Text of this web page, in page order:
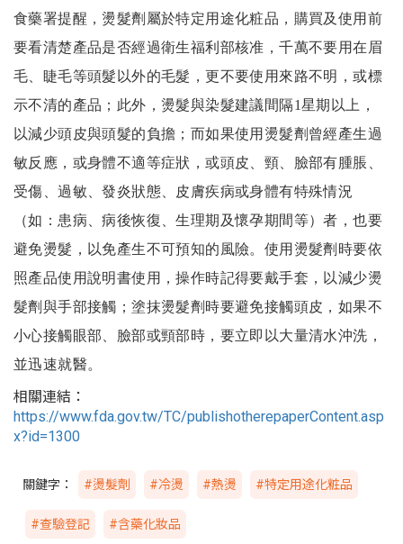
食藥署提醒，燙髮劑屬於特定用途化粧品，購買及使用前
要看清楚產品是否經過衛生福利部核准，千萬不要用在眉
毛、睫毛等頭髮以外的毛髮，更不要使用來路不明，或標
示不清的產品；此外，燙髮與染髮建議間隔1星期以上，
以減少頭皮與頭髮的負擔；而如果使用燙髮劑曾經產生過
敏反應，或身體不適等症狀，或頭皮、頸、臉部有腫脹、
受傷、過敏、發炎狀態、皮膚疾病或身體有特殊情況
（如：患病、病後恢復、生理期及懷孕期間等）者，也要
避免燙髮，以免產生不可預知的風險。使用燙髮劑時要依
照產品使用說明書使用，操作時記得要戴手套，以減少燙
髮劑與手部接觸；塗抹燙髮劑時要避免接觸頭皮，如果不
小心接觸眼部、臉部或頸部時，要立即以大量清水沖洗，
並迅速就醫。
相關連結：
https://www.fda.gov.tw/TC/publishotherepaperContent.asp
x?id=1300
關鍵字： #燙髮劑 #冷燙 #熱燙 #特定用途化粧品
#查驗登記 #含藥化妝品